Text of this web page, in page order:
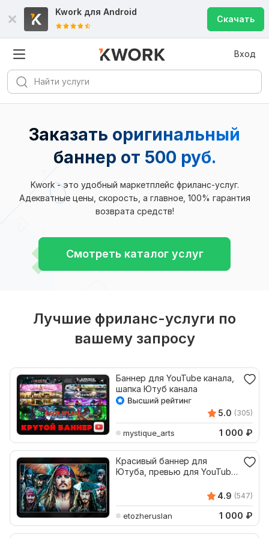
Kwork для Android
Скачать
Вход
Заказать оригинальный
баннер от 500 руб.
Kwork - это удобный маркетплейс фриланс-услуг.
Адекватные цены, скорость, а главное, 100% гарантия
возврата средств!
Смотреть каталог услуг
Лучшие фриланс-услуги по
вашему запросу
Баннер для YouTube канала,
шапка Ютуб канала
5.0 (305)
mystique_arts 1 000 ₽
Красивый баннер для
Ютуба, превью для YouTube
4.9 (547)
etozheruslan 1 000 ₽